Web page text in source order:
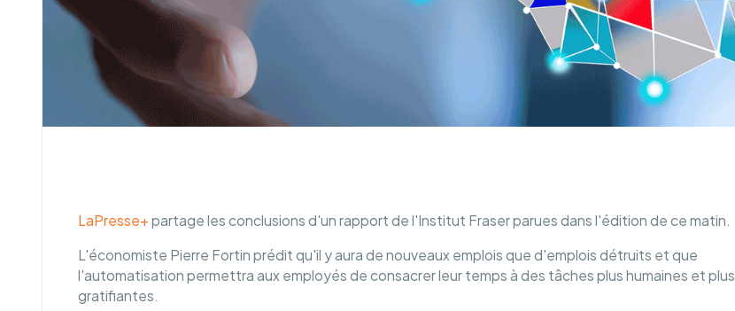
LaPresse+ partage les conclusions d'un rapport de l'Institut Fraser parues dans l'édition de ce matin.
L'économiste Pierre Fortin prédit qu'il y aura de nouveaux emplois que d'emplois détruits et que
l'automatisation permettra aux employés de consacrer leur temps à des tâches plus humaines et plus
gratifiantes.